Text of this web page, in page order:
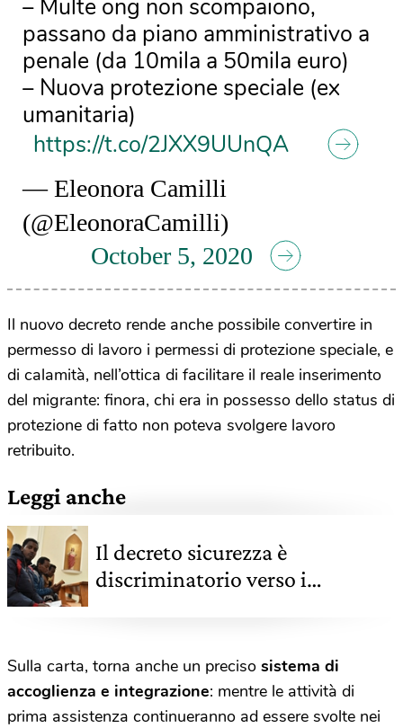
– Multe ong non scompaiono,
passano da piano amministrativo a
penale (da 10mila a 50mila euro)
– Nuova protezione speciale (ex
umanitaria)
https://t.co/2JXX9UUnQA
— Eleonora Camilli
(@EleonoraCamilli)
October 5, 2020
Il nuovo decreto rende anche possibile convertire in
permesso di lavoro i permessi di protezione speciale, e
di calamità, nell’ottica di facilitare il reale inserimento
del migrante: finora, chi era in possesso dello status di
protezione di fatto non poteva svolgere lavoro
retribuito.
Leggi anche
Il decreto sicurezza è
discriminatorio verso i
Sulla carta, torna anche un preciso sistema di
accoglienza e integrazione: mentre le attività di
prima assistenza continueranno ad essere svolte nei